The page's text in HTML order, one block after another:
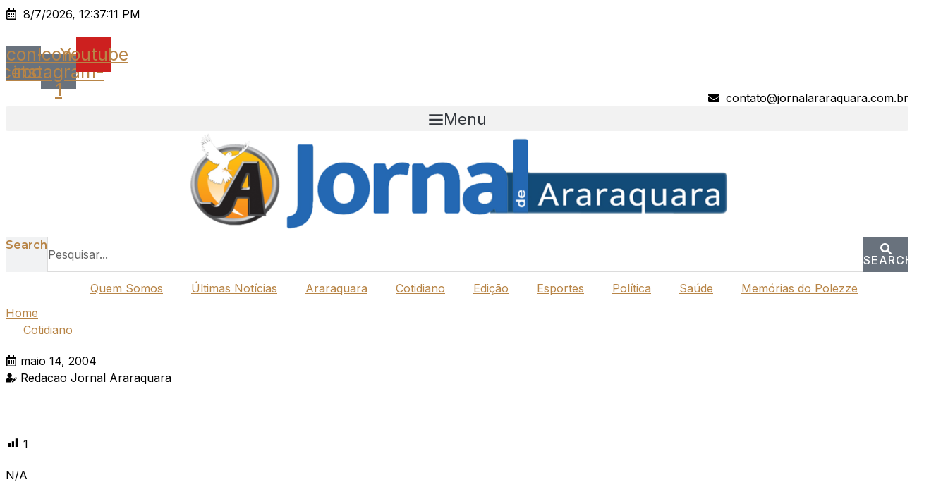
Ir
o
conteúdo
8/7/2026, 12:37:11 PM
Icon-Icon-
instagram-
1
Youtube
contato@jornalararaquara.com.br
Menu
Search
SEARCH
Quem Somos
Últimas Notícias Araraquara Cotidiano Edição Esportes Política Saúde
Memórias do Polezze
Home
Cotidiano
maio 14, 2004
Redacao Jornal Araraquara
1
N/A